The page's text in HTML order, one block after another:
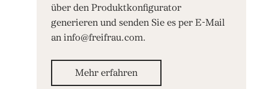
über den Produktkonfigurator
generieren und senden Sie es per E-Mail
an info@freifrau.com.
Mehr erfahren